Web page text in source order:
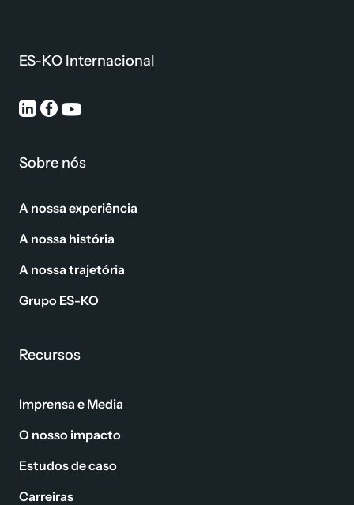
ES-KO Internacional
Sobre nós
A nossa experiência
A nossa história
A nossa trajetória
Grupo ES-KO
Recursos
Imprensa e Media
O nosso impacto
Estudos de caso
Carreiras